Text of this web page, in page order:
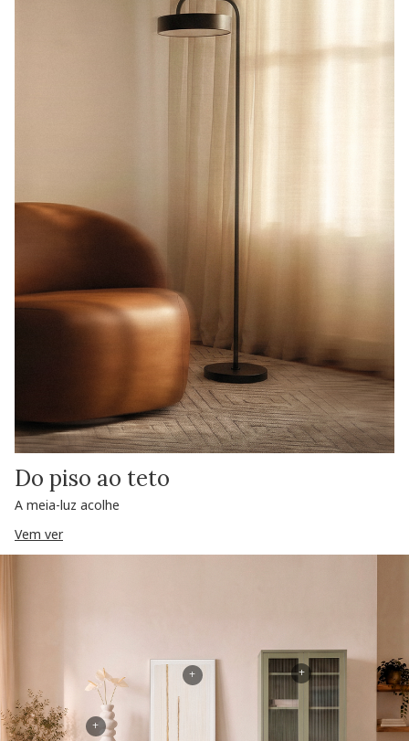
Do piso ao teto
A meia-luz acolhe
Vem ver
+
+
+